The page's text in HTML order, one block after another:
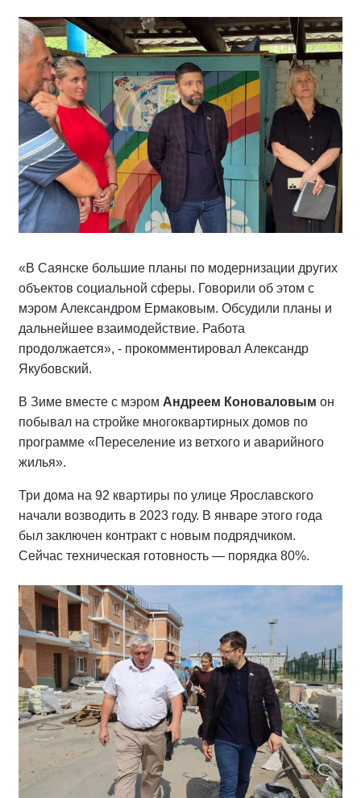
«В Саянске большие планы по модернизации других
объектов социальной сферы. Говорили об этом с
мэром Александром Ермаковым. Обсудили планы и
дальнейшее взаимодействие. Работа
продолжается», - прокомментировал Александр
Якубовский.
В Зиме вместе с мэром Андреем Коноваловым он
побывал на стройке многоквартирных домов по
программе «Переселение из ветхого и аварийного
жилья».
Три дома на 92 квартиры по улице Ярославского
начали возводить в 2023 году. В январе этого года
был заключен контракт с новым подрядчиком.
Сейчас техническая готовность — порядка 80%.